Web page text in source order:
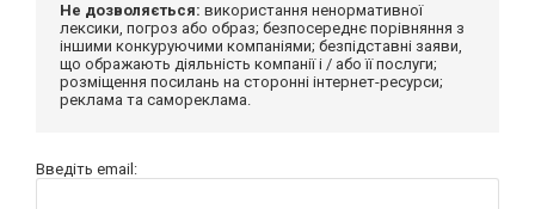
Не дозволяється: використання ненормативної
лексики, погроз або образ; безпосереднє порівняння з
іншими конкуруючими компаніями; безпідставні заяви,
що ображають діяльність компанії і / або її послуги;
розміщення посилань на сторонні інтернет-ресурси;
реклама та самореклама.
Введіть email: